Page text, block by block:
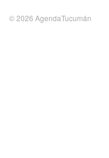
© 2026 AgendaTucumán